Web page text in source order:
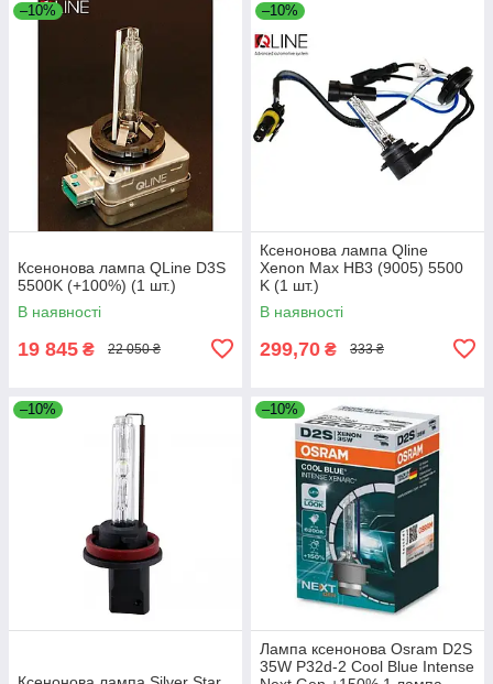
–10%
Ксенонова лампа QLine D3S
5500K (+100%) (1 шт.)
В наявності
19 845 ₴ 22 050 ₴
–10%
Ксенонова лампа Qline
Xenon Max HB3 (9005) 5500
K (1 шт.)
В наявності
299,70 ₴ 333 ₴
–10% –10%
Лампа ксенонова Osram D2S
35W P32d-2 Cool Blue Intense